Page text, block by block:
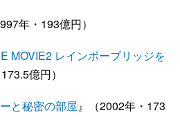
年・193億円）
MOVIE2 レインボーブリッジを
億円）
と秘密の部屋』（2002年・173